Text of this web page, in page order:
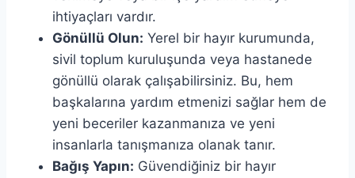
ihtiyaçları vardır.
Gönüllü Olun: Yerel bir hayır kurumunda,
sivil toplum kuruluşunda veya hastanede
gönüllü olarak çalışabilirsiniz. Bu, hem
başkalarına yardım etmenizi sağlar hem de
yeni beceriler kazanmanıza ve yeni
insanlarla tanışmanıza olanak tanır.
Bağış Yapın: Güvendiğiniz bir hayır